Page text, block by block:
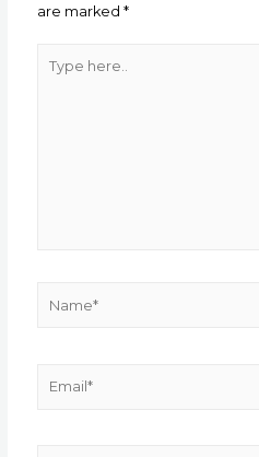
are marked*
here..